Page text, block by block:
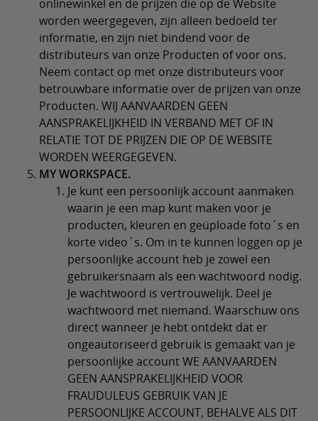
onlinewinkel en de prijzen die op de Website
worden weergegeven, zijn alleen bedoeld ter
informatie, en zijn niet bindend voor de
distributeurs van onze Producten of voor ons.
Neem contact op met onze distributeurs voor
betrouwbare informatie over de prijzen van onze
Producten. WIJ AANVAARDEN GEEN
AANSPRAKELIJKHEID IN VERBAND MET OF IN
RELATIE TOT DE PRIJZEN DIE OP DE WEBSITE
WORDEN WEERGEGEVEN.
MY WORKSPACE.
Je kunt een persoonlijk account aanmaken
waarin je een map kunt maken voor je
producten, kleuren en geüploade foto´s en
korte video´s. Om in te kunnen loggen op je
persoonlijke account heb je zowel een
gebruikersnaam als een wachtwoord nodig.
Je wachtwoord is vertrouwelijk. Deel je
wachtwoord met niemand. Waarschuw ons
direct wanneer je hebt ontdekt dat er
ongeautoriseerd gebruik is gemaakt van je
persoonlijke account WE AANVAARDEN
GEEN AANSPRAKELIJKHEID VOOR
FRAUDULEUS GEBRUIK VAN JE
PERSOONLIJKE ACCOUNT, BEHALVE ALS DIT